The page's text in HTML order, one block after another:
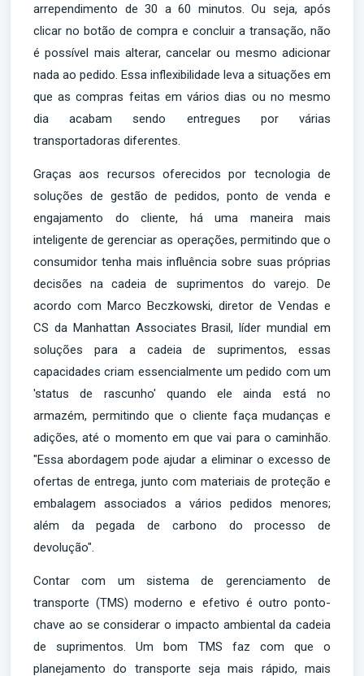
arrependimento de 30 a 60 minutos. Ou seja, após
clicar no botão de compra e concluir a transação, não
é possível mais alterar, cancelar ou mesmo adicionar
nada ao pedido. Essa inflexibilidade leva a situações em
que as compras feitas em vários dias ou no mesmo
dia acabam sendo entregues por várias
transportadoras diferentes.
Graças aos recursos oferecidos por tecnologia de
soluções de gestão de pedidos, ponto de venda e
engajamento do cliente, há uma maneira mais
inteligente de gerenciar as operações, permitindo que o
consumidor tenha mais influência sobre suas próprias
decisões na cadeia de suprimentos do varejo. De
acordo com Marco Beczkowski, diretor de Vendas e
CS da Manhattan Associates Brasil, líder mundial em
soluções para a cadeia de suprimentos, essas
capacidades criam essencialmente um pedido com um
'status de rascunho' quando ele ainda está no
armazém, permitindo que o cliente faça mudanças e
adições, até o momento em que vai para o caminhão.
"Essa abordagem pode ajudar a eliminar o excesso de
ofertas de entrega, junto com materiais de proteção e
embalagem associados a vários pedidos menores;
além da pegada de carbono do processo de
devolução".
Contar com um sistema de gerenciamento de
transporte (TMS) moderno e efetivo é outro ponto-
chave ao se considerar o impacto ambiental da cadeia
de suprimentos. Um bom TMS faz com que o
planejamento do transporte seja mais rápido, mais